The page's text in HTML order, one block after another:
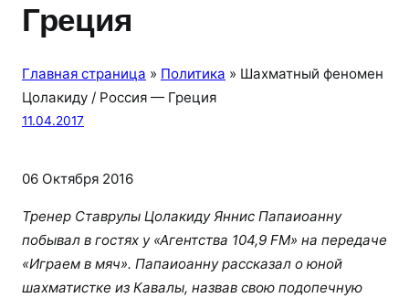
Греция
Главная страница » Политика » Шахматный феномен
Цолакиду / Россия — Греция
11.04.2017
06 Октября 2016
Тренер Ставрулы Цолакиду Яннис Папаиоанну
побывал в гостях у «Агентства 104,9 FM» на передаче
«Играем в мяч». Папаиоанну рассказал о юной
шахматистке из Кавалы, назвав свою подопечную